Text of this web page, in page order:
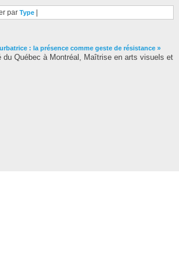
par Type
: la présence comme geste de résistance »
du Québec à Montréal, Maîtrise en arts visuels et